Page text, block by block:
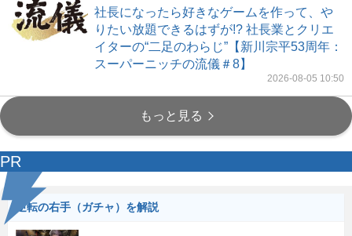
社長になったら好きなゲームを作って、や
りたい放題できるはずが!? 社長業とクリエ
イターの“二足のわらじ”【新川宗平53周年：
スーパーニッチの流儀＃8】
2026-08-05 10:50
もっと見る
PR
逆転の右手（ガチャ）を解説